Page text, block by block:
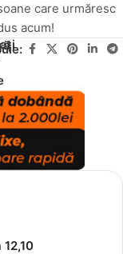
care urmăresc
acum!
12,10